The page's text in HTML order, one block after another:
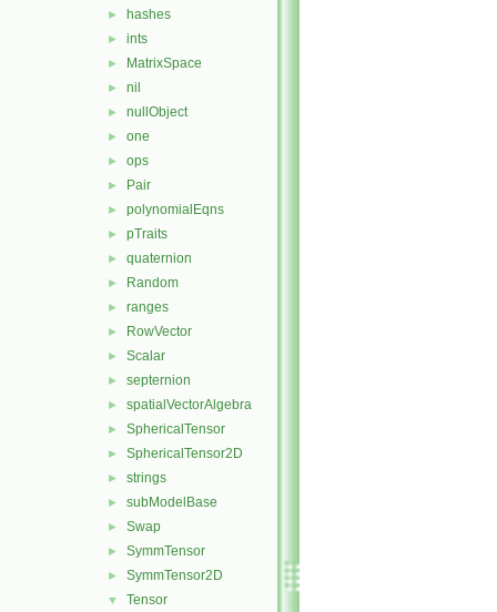
► hashes
► ints
► MatrixSpace
► nil
► nullObject
► one
► ops
► Pair
► polynomialEqns
► pTraits
► quaternion
► Random
► ranges
► RowVector
► Scalar
► septernion
► spatialVectorAlgebra
► SphericalTensor
► SphericalTensor2D
► strings
► subModelBase
► Swap
► SymmTensor
► SymmTensor2D
▼ Tensor